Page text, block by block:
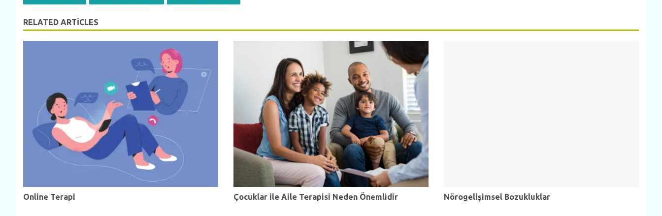
RELATED ARTICLES
Online Terapi Çocuklar ile Aile Terapisi Neden Önemlidir Nörogelişimsel Bozukluklar